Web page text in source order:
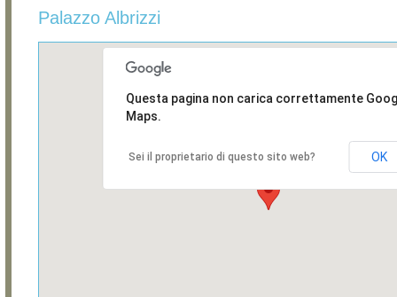
Palazzo Albrizzi
Questa pagina non carica correttamente
Maps.
Sei il proprietario di questo sito web? OK